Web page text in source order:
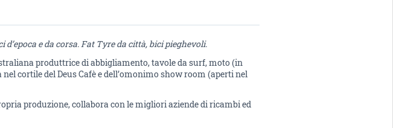
e da corsa.Fat Tyre da città, bici pieghevoli.
produttrice di abbigliamento, tavole da surf, moto (in
cortile del Deus Cafè e dell’omonimo show room (aperti nel
produzione, collabora con le migliori aziende di ricambi ed